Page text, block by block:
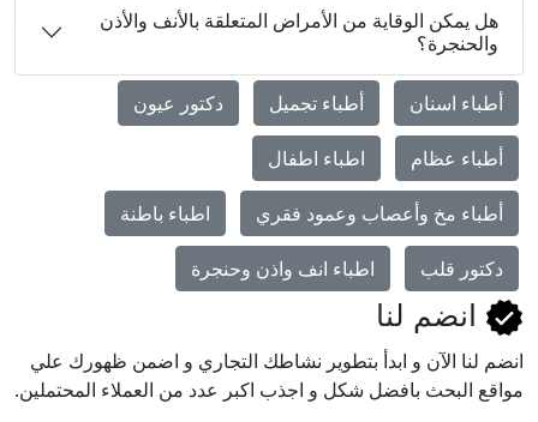
هل يمكن الوقاية من الأمراض المتعلقة بالأنف والأذن
والحنجرة؟
أطباء اسنان أطباء تجميل دكتور عيون
أطباء عظام اطباء اطفال
أطباء مخ وأعصاب وعمود فقري اطباء باطنة
دكتور قلب اطباء انف واذن وحنجرة
انضم لنا
انضم لنا اﻵن و ابدأ بتطوير نشاطك التجاري و اضمن ظهورك علي
مواقع البحث بافضل شكل و اجذب اكبر عدد من العملاء المحتملين.